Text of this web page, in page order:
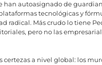
han autoasignado de
tecnológicas y
radical. Más crudo lo tiene
pero no las
certezas a nivel global: los